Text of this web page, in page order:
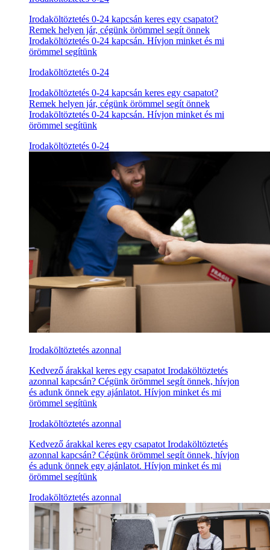
Irodaköltöztetés 0-24 kapcsán keres egy csapatot?
Remek helyen jár, cégünk örömmel segít önnek
Irodaköltöztetés 0-24 kapcsán. Hívjon minket és mi
örömmel segítünk
Irodaköltöztetés 0-24
Irodaköltöztetés 0-24 kapcsán keres egy csapatot?
Remek helyen jár, cégünk örömmel segít önnek
Irodaköltöztetés 0-24 kapcsán. Hívjon minket és mi
örömmel segítünk
Irodaköltöztetés 0-24
Irodaköltöztetés azonnal
Kedvező árakkal keres egy csapatot Irodaköltöztetés
azonnal kapcsán? Cégünk örömmel segít önnek, hívjon
és adunk önnek egy ajánlatot. Hívjon minket és mi
örömmel segítünk
Irodaköltöztetés azonnal
Kedvező árakkal keres egy csapatot Irodaköltöztetés
azonnal kapcsán? Cégünk örömmel segít önnek, hívjon
és adunk önnek egy ajánlatot. Hívjon minket és mi
örömmel segítünk
Irodaköltöztetés azonnal